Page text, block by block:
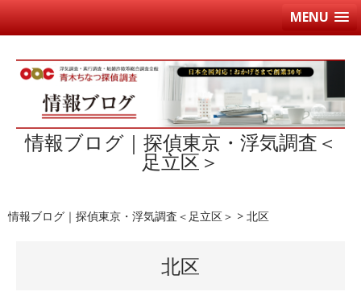
MENU
情報ブログ｜探偵東京・浮気調査＜
足立区＞
情報ブログ｜探偵東京・浮気調査＜足立区＞ > 北区
北区